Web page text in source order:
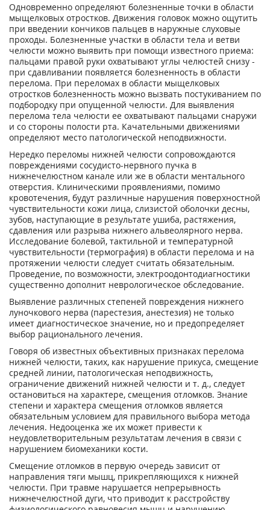
Одновременно определяют болезненные точки в области
мыщелковых отростков. Движения головок можно ощутить
при введении кончиков пальцев в наружные слуховые
проходы. Болезненные участки в области тела и ветви
челюсти можно выявить при помощи известного приема:
пальцами правой руки охватывают углы челюстей снизу -
при сдавливании появляется болезненность в области
перелома. При переломах в области мыщелковых
отростков болезненность можно вызвать постукиванием по
подбородку при опущенной челюсти. Для выявления
перелома тела челюсти ее охватывают пальцами снаружи
и со стороны полости рта. Качательными движениями
определяют место патологической неподвижности.
Нередко переломы нижней челюсти сопровождаются
повреждениями сосудисто-нервного пучка в
нижнечелюстном канале или же в области ментального
отверстия. Клиническими проявлениями, помимо
кровотечения, будут различные нарушения поверхностной
чувствительности кожи лица, слизистой оболочки десны,
зубов, наступающие в результате ушиба, растяжения,
сдавления или разрыва нижнего альвеолярного нерва.
Исследование болевой, тактильной и температурной
чувствительности (термография) в области перелома и на
протяжении челюсти следует считать обязательным.
Проведение, по возможности, электроодонтодиагностики
существенно дополнит неврологическое обследование.
Выявление различных степеней повреждения нижнего
луночкового нерва (парестезия, анестезия) не только
имеет диагностическое значение, но и предопределяет
выбор рационального лечения.
Говоря об известных объективных признаках перелома
нижней челюсти, таких, как нарушение прикуса, смещение
средней линии, патологическая неподвижность,
ограничение движений нижней челюсти и т. д., следует
остановиться на характере, смещения отломков. Знание
степени и характера смещения отломков является
обязательным условием для правильного выбора метода
лечения. Недооценка же их может привести к
неудовлетворительным результатам лечения в связи с
нарушением биомеханики кости.
Смещение отломков в первую очередь зависит от
направления тяги мышц, прикрепляющихся к нижней
челюсти. При травме нарушается непрерывность
нижнечелюстной дуги, что приводит к расстройству